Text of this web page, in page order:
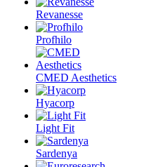
Revanesse
Profhilo
CMED Aesthetics
Hyacorp
Light Fit
Sardenya